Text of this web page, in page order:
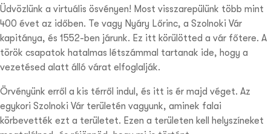
Üdvözlünk a virtuális ösvényen! Most visszarepülünk több mint
400 évet az időben. Te vagy Nyáry Lőrinc, a Szolnoki Vár
kapitánya, és 1552-ben járunk. Ez itt körülötted a vár főtere. A
török csapatok hatalmas létszámmal tartanak ide, hogy a
vezetésed alatt álló várat elfoglalják.
Örvényünk erről a kis térről indul, és itt is ér majd véget. Az
egykori Szolnoki Vár területén vagyunk, aminek falai
körbevették ezt a területet. Ezen a területen kell helyszíneket